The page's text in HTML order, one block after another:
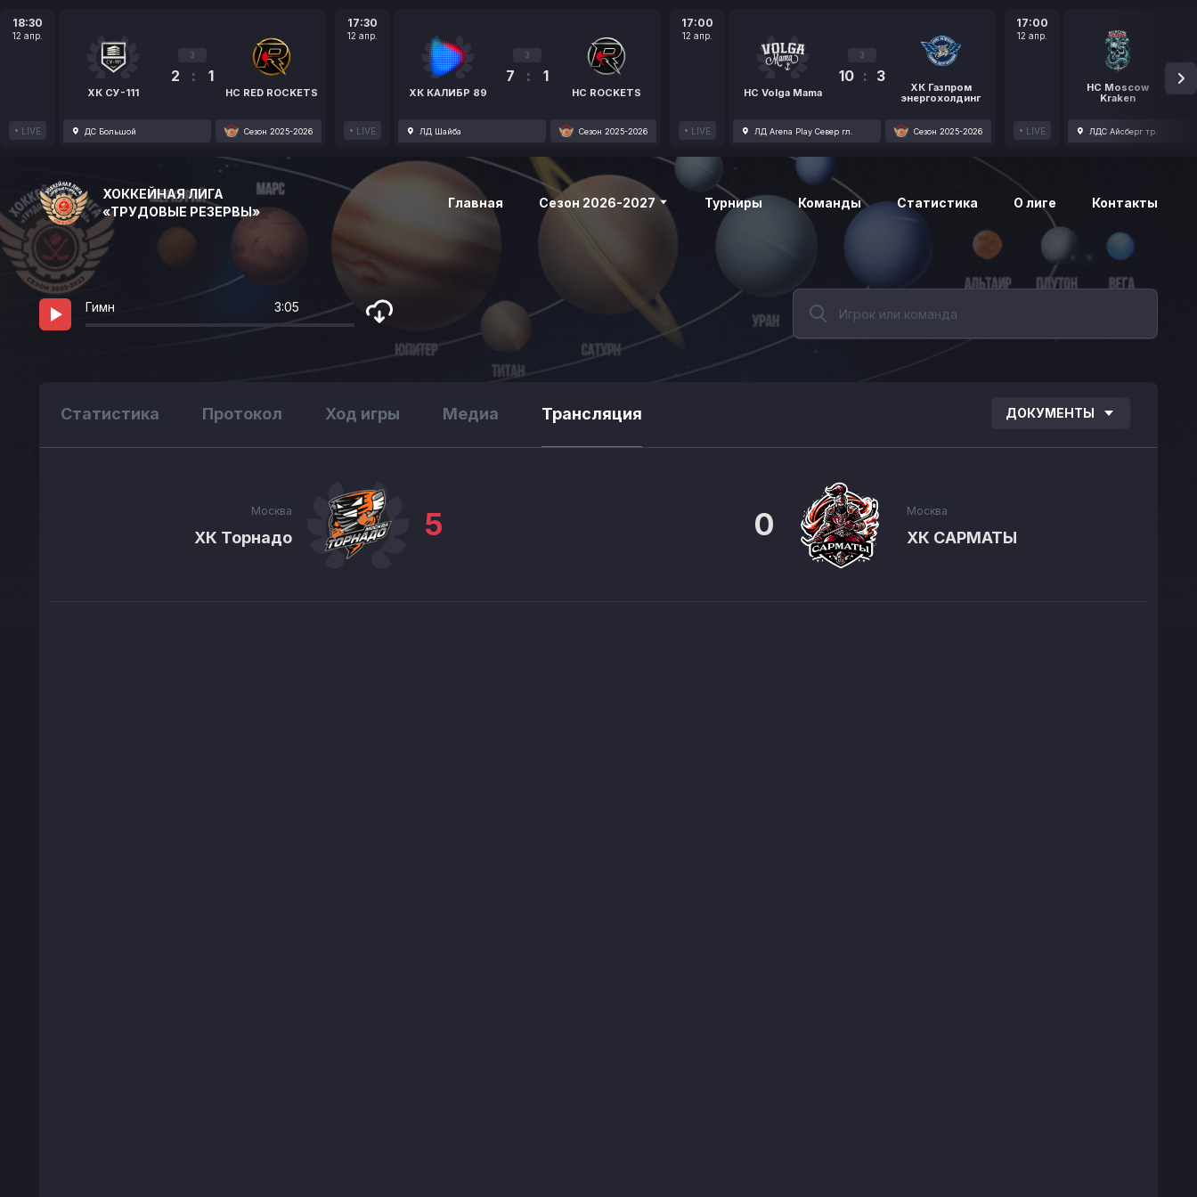
18:30
12 апр.
LIVE
ХК СУ-111
3
2 : 1
HC RED ROCKETS
ДС Большой Сезон 2025-2026
17:30
12 апр.
LIVE
ХК КАЛИБР 89
3
7 : 1
HC ROCKETS
ЛД Шайба Сезон 2025-2026
17:00
12 апр.
LIVE
HC Volga Mama
3
10 : 3
ХК Газпром
энергохолдинг
ЛД Arena Play Север гл. Сезон 2025-2026
17:00
12 апр.
LIVE
HC Moscow
Kraken
1
ЛДС Айсберг тр.
ХОККЕЙНАЯ ЛИГА
«ТРУДОВЫЕ РЕЗЕРВЫ»
Главная Сезон 2026-2027 Турниры Команды Статистика О лиге Контакты
Гимн 3:05
Статистика Протокол Ход игры Медиа Трансляция ДОКУМЕНТЫ
Москва
ХК Торнадо 5 Москва
ХК САРМАТЫ
0